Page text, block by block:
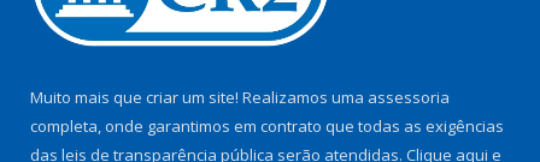
Muito mais que criar um site! Realizamos uma assessoria
completa, onde garantimos em contrato que todas as exigências
das leis de transparência pública serão atendidas. Clique aqui e